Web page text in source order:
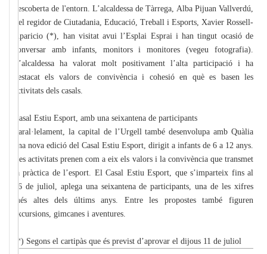
descoberta de l'entorn. L’alcaldessa de Tàrrega, Alba Pijuan Vallverdú,
i el regidor de Ciutadania, Educació, Treball i Esports, Xavier Rossell-
Aparicio (*), han visitat avui l’Esplai Esprai i han tingut ocasió de
conversar amb infants, monitors i monitores (vegeu fotografia).
L’alcaldessa ha valorat molt positivament l’alta participació i ha
destacat els valors de convivència i cohesió en què es basen les
activitats dels casals.
Casal Estiu Esport, amb una seixantena de participants
Paral·lelament, la capital de l’Urgell també desenvolupa amb Quàlia
una nova edició del Casal Estiu Esport, dirigit a infants de 6 a 12 anys.
Les activitats prenen com a eix els valors i la convivència que transmet
la pràctica de l’esport. El Casal Estiu Esport, que s’imparteix fins al
26 de juliol, aplega una seixantena de participants, una de les xifres
més altes dels últims anys. Entre les propostes també figuren
excursions, gimcanes i aventures.
(*) Segons el cartipàs que és previst d’aprovar el dijous 11 de juliol